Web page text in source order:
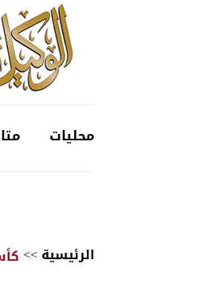
محليات
الرئيسية>>